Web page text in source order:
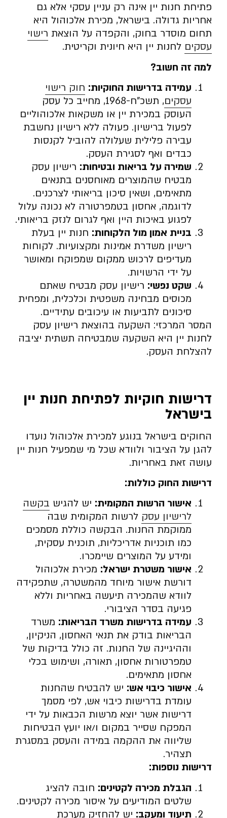
פתיחת חנות יין אינה רק עניין עסקי אלא גם
אחריות גדולה. בישראל, מכירת אלכוהול היא
תחום מוסדר בחוק, והקפדה על הוצאת רישוי
עסקים לחנות יין היא חיונית וקריטית.
למה זה חשוב?
עמידה בדרישות החוקיות: חוק רישוי
עסקים
, תשכ”ח-1968, מחייב כל עסק
העוסק במכירת יין או משקאות אלכוהוליים
לפעול ברישיון. פעולה ללא רישיון נחשבת
עבירה פלילית שעלולה להוביל לקנסות
כבדים ואף לסגירת העסק.
שמירה על בריאות ובטיחות: רישיון עסק
מבטיח שהמוצרים מאוחסנים בתנאים
מתאימים, ושאין סיכון בריאותי לצרכנים.
לדוגמה, אחסון בטמפרטורה לא נכונה עלול
לפגוע באיכות היין ואף לגרום לנזק בריאותי.
בניית אמון מול הלקוחות: חנות יין בעלת
רישיון משדרת אמינות ומקצועיות. לקוחות
מעדיפים לרכוש ממקום שמפוקח ומאושר
על ידי הרשויות.
שקט נפשי: רישיון עסק מבטיח שאתם
מכוסים מבחינה משפטית וכלכלית, ומפחית
סיכונים לתביעות או עיכובים עתידיים.
המסר המרכזי: השקעה בהוצאת רישיון עסק
לחנות יין היא השקעה שמבטיחה תשתית יציבה
להצלחת העסק.
דרישות חוקיות לפתיחת חנות יין
בישראל
החוקים בישראל בנוגע למכירת אלכוהול נועדו
להגן על הציבור ולוודא שכל מי שמפעיל חנות יין
עושה זאת באחריות.
דרישות החוק כוללות:
אישור הרשות המקומית: יש להגיש בקשה
לרישיון עסק לרשות המקומית שבה
ממוקמת החנות. הבקשה כוללת מסמכים
כמו תוכניות אדריכליות, תוכנית עסקית,
ומידע על המוצרים שיימכרו.
אישור משטרת ישראל: מכירת אלכוהול
דורשת אישור מיוחד מהמשטרה, שתפקידה
לוודא שהמכירה תיעשה באחריות וללא
פגיעה בסדר הציבורי.
עמידה בדרישות משרד הבריאות: משרד
הבריאות בודק את תנאי האחסון, הניקיון,
וההיגיינה של החנות. זה כולל בדיקות של
טמפרטורות אחסון, תאורה, ושימוש בכלי
אחסון מתאימים.
אישור כיבוי אש: יש להבטיח שהחנות
עומדת בדרישות כיבוי אש, לפי מסמך
דרישות אשר יוצא מרשות הכבאות על ידי
המפקח שסייר במקום ו/או יועץ הבטיחות
שליווה את ההקמה במידה והעסק במסגרת
תצהיר.
דרישות נוספות:
הגבלת מכירה לקטינים: חובה להציג
שלטים המודיעים על איסור מכירה לקטינים.
תיעוד ומעקב: יש להחזיק מערכת